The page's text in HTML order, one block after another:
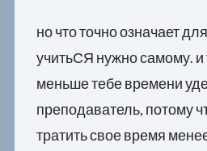
но что точно означает
учитьСЯ нужно самому.
меньше тебе времени
преподаватель, потому
тратить свое время